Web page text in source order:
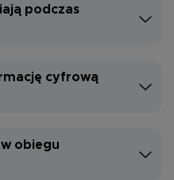
podczas
cyfrową
obiegu